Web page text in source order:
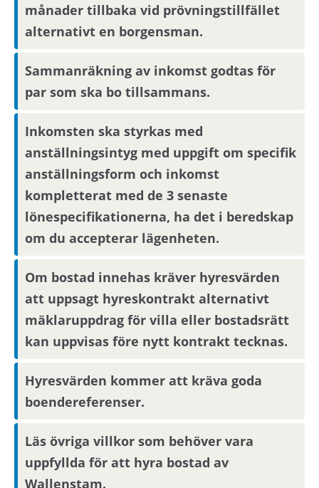
Boendereferenser
Om du blir aktuell för bostaden behöver du
kontakta din nuvarande hyresvärd och
godkänna att denne lämnar ut
boendereferenser om dig till den nya
hyresvärden.
månader tillbaka vid prövningstillfället
alternativt en borgensman.
Sammanräkning av inkomst godtas för
par som ska bo tillsammans.
Inkomsten ska styrkas med
anställningsintyg med uppgift om specifik
anställningsform och inkomst
kompletterat med de 3 senaste
lönespecifikationerna, ha det i beredskap
om du accepterar lägenheten.
Om bostad innehas kräver hyresvärden
att uppsagt hyreskontrakt alternativt
mäklaruppdrag för villa eller bostadsrätt
kan uppvisas före nytt kontrakt tecknas.
Hyresvärden kommer att kräva goda
boendereferenser.
Läs övriga villkor som behöver vara
uppfyllda för att hyra bostad av
Wallenstam.